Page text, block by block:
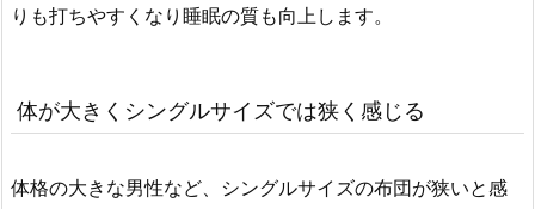
りも打ちやすくなり睡眠の質も向上します。
体が大きくシングルサイズでは狭く感じる
体格の大きな男性など、シングルサイズの布団が狭いと感